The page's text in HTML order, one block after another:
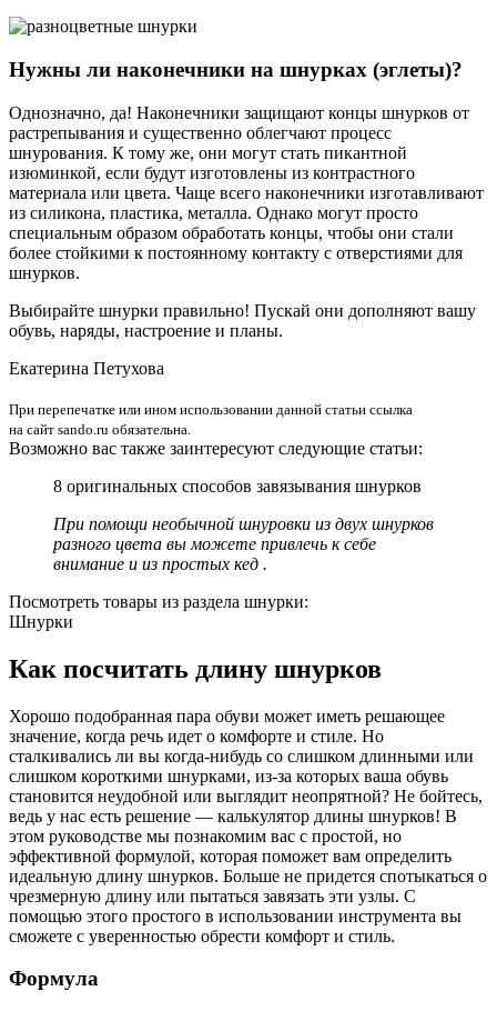
Нужны ли наконечники на шнурках (эглеты)?
Однозначно, да! Наконечники защищают концы шнурков от
растрепывания и существенно облегчают процесс
шнурования. К тому же, они могут стать пикантной
изюминкой, если будут изготовлены из контрастного
материала или цвета. Чаще всего наконечники изготавливают
из силикона, пластика, металла. Однако могут просто
специальным образом обработать концы, чтобы они стали
более стойкими к постоянному контакту с отверстиями для
шнурков.
Выбирайте шнурки правильно! Пускай они дополняют вашу
обувь, наряды, настроение и планы.
Екатерина Петухова
При перепечатке или ином использовании данной статьи ссылка
на сайт sando.ru обязательна.
Возможно вас также заинтересуют следующие статьи:
8 оригинальных способов завязывания шнурков
При помощи необычной шнуровки из двух шнурков
разного цвета вы можете привлечь к себе
внимание и из простых кед .
Посмотреть товары из раздела шнурки:
Шнурки
Как посчитать длину шнурков
Хорошо подобранная пара обуви может иметь решающее
значение, когда речь идет о комфорте и стиле. Но
сталкивались ли вы когда-нибудь со слишком длинными или
слишком короткими шнурками, из-за которых ваша обувь
становится неудобной или выглядит неопрятной? Не бойтесь,
ведь у нас есть решение — калькулятор длины шнурков! В
этом руководстве мы познакомим вас с простой, но
эффективной формулой, которая поможет вам определить
идеальную длину шнурков. Больше не придется спотыкаться о
чрезмерную длину или пытаться завязать эти узлы. С
помощью этого простого в использовании инструмента вы
сможете с уверенностью обрести комфорт и стиль.
Формула